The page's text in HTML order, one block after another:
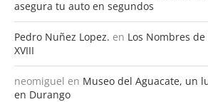
asegura tu auto en segundos
Pedro Nuñez Lopez. en Los Nombres
XVIII
neomiguel en Museo del Aguacate, un
en Durango